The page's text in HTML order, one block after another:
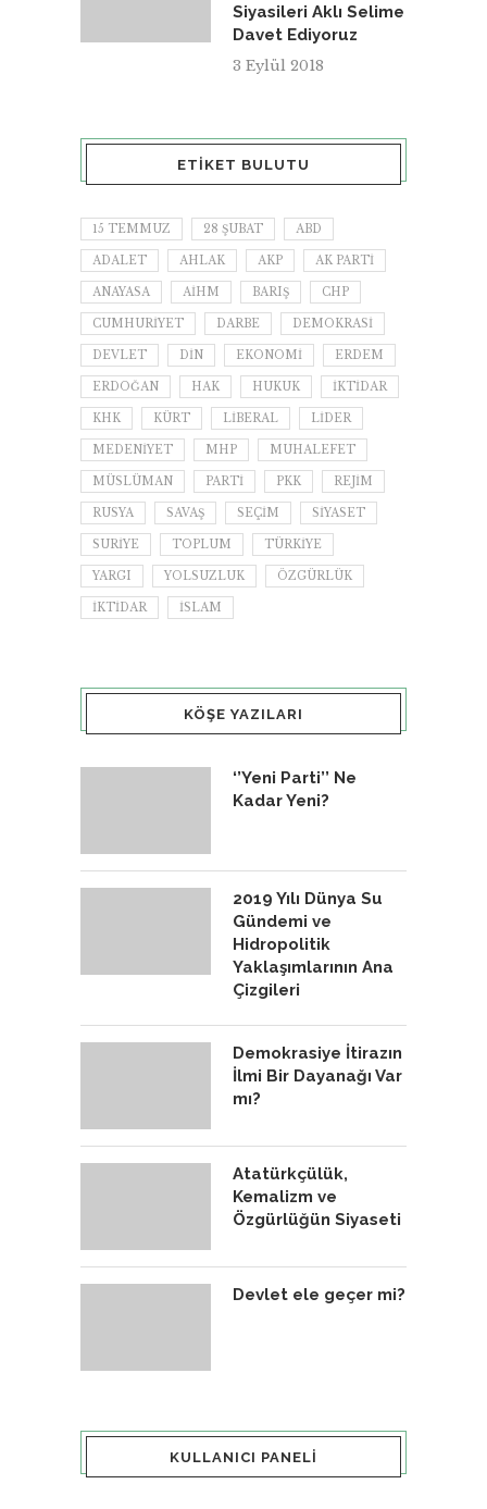
Siyasileri Aklı Selime
Davet Ediyoruz
3 Eylül 2018
ETIKET BULUTU
15 TEMMUZ 28 ŞUBAT ABD
ADALET AHLAK AKP AK PARTI
ANAYASA AİHM BARIŞ CHP
CUMHURIYET DARBE DEMOKRASI
DEVLET DIN EKONOMI ERDEM
ERDOĞAN HAK HUKUK IKTIDAR
KHK KÜRT LIBERAL LIDER
MEDENIYET MHP MUHALEFET
MÜSLÜMAN PARTI PKK REJIM
RUSYA SAVAŞ SEÇIM SIYASET
SURIYE TOPLUM TÜRKIYE
YARGI YOLSUZLUK ÖZGÜRLÜK
İKTIDAR İSLAM
KÖŞE YAZILARI
‘’Yeni Parti’’ Ne
Kadar Yeni?
2019 Yılı Dünya Su
Gündemi ve
Hidropolitik
Yaklaşımlarının Ana
Çizgileri
Demokrasiye İtirazın
İlmi Bir Dayanağı Var
mı?
Atatürkçülük,
Kemalizm ve
Özgürlüğün Siyaseti
Devlet ele geçer mi?
KULLANICI PANELI